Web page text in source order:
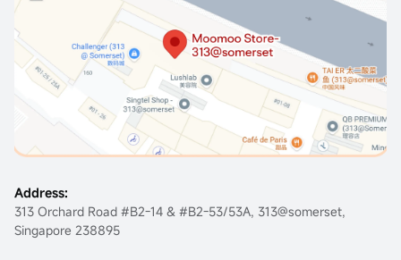
Address:
313 Orchard Road #B2-14 & #B2-53/53A, 313@somerset,
Singapore 238895